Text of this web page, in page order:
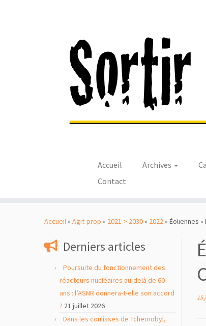
Accueil Archives
Contact
Accueil» Agit-prop » 2021 > 2030» 2022» Éoliennes
Derniers articles
Poursuite du fonctionnement des
réacteurs nucléaires au-delà de 60
ans : l’ASNR donnera-t-elle son accord
? 21 juillet 2026
Dans les coulisses de Tchernobyl,
15